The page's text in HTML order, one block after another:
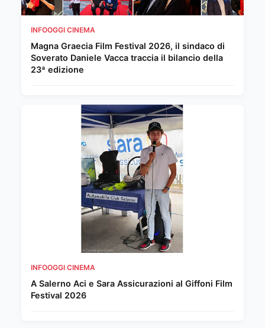
INFOOGGI CINEMA
Magna Graecia Film Festival 2026, il sindaco di
Soverato Daniele Vacca traccia il bilancio della
23ª edizione
INFOOGGI CINEMA
A Salerno Aci e Sara Assicurazioni al Giffoni Film
Festival 2026